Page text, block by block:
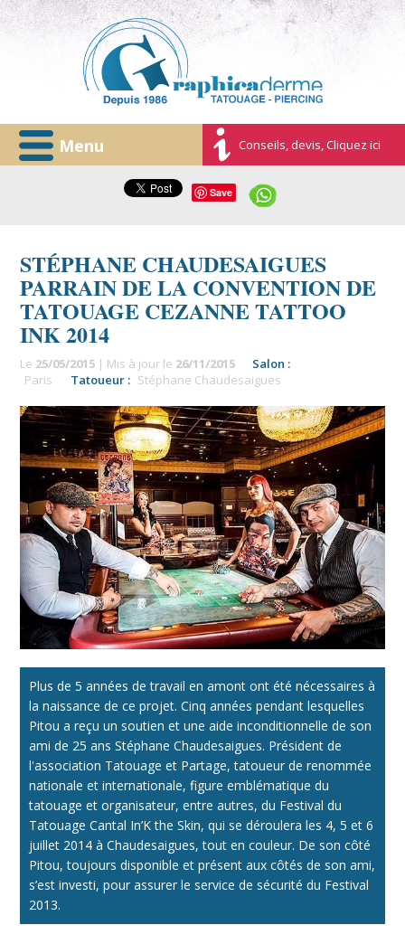
Menu Conseils, devis, Cliquez ici
Save
STÉPHANE CHAUDESAIGUES
PARRAIN DE LA CONVENTION DE
TATOUAGE CEZANNE TATTOO
INK 2014
Le 25/05/2015 | Mis à jour le 26/11/2015
Salon :
Paris
Tatoueur : Stéphane Chaudesaigues
Plus de 5 années de travail en amont ont été nécessaires à
la naissance de ce projet. Cinq années pendant lesquelles
Pitou a reçu un soutien et une aide inconditionnelle de son
ami de 25 ans Stéphane Chaudesaigues. Président de
l'association Tatouage et Partage, tatoueur de renommée
nationale et internationale, figure emblématique du
tatouage et organisateur, entre autres, du Festival du
Tatouage Cantal In’K the Skin, qui se déroulera les 4, 5 et 6
juillet 2014 à Chaudesaigues, tout en couleur. De son côté
Pitou, toujours disponible et présent aux côtés de son ami,
s’est investi, pour assurer le service de sécurité du Festival
2013.